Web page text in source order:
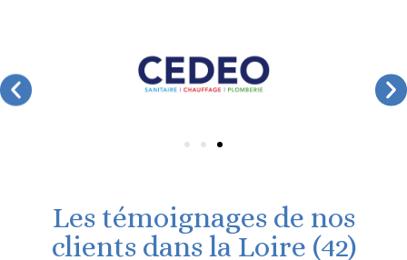
Les témoignages de nos
clients dans la Loire (42)